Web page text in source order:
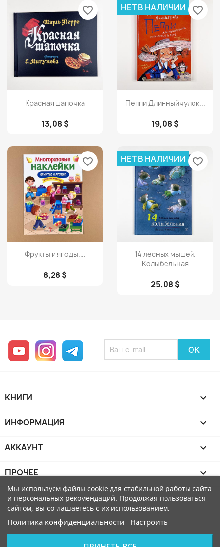
Просмотр
Красная шапочка
13,08 $
favorite_border
Просмотр
Пеппи Длинныйчулок...
19,08 $
НЕТ В НАЛИЧИИ favorite_border
Просмотр
Фрукты и ягоды....
8,28 $
favorite_border
Просмотр
14 лесных мышей.
Колыбельная
25,08 $
НЕТ В НАЛИЧИИ favorite_border
YouTube InstagramTelegram
КНИГИ 
ИНФОРМАЦИЯ 
АККАУНТ 
ПРОЧЕЕ 
Мы используем файлы cookie для стабильной работы сайта
и персональных рекомендаций. Продолжая пользоваться
сайтом, вы соглашаетесь с их использованием.
Политика конфиденциальности Настроить